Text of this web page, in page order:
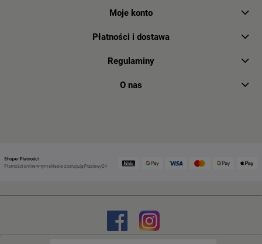
Moje konto
Płatności i dostawa
Regulaminy
O nas